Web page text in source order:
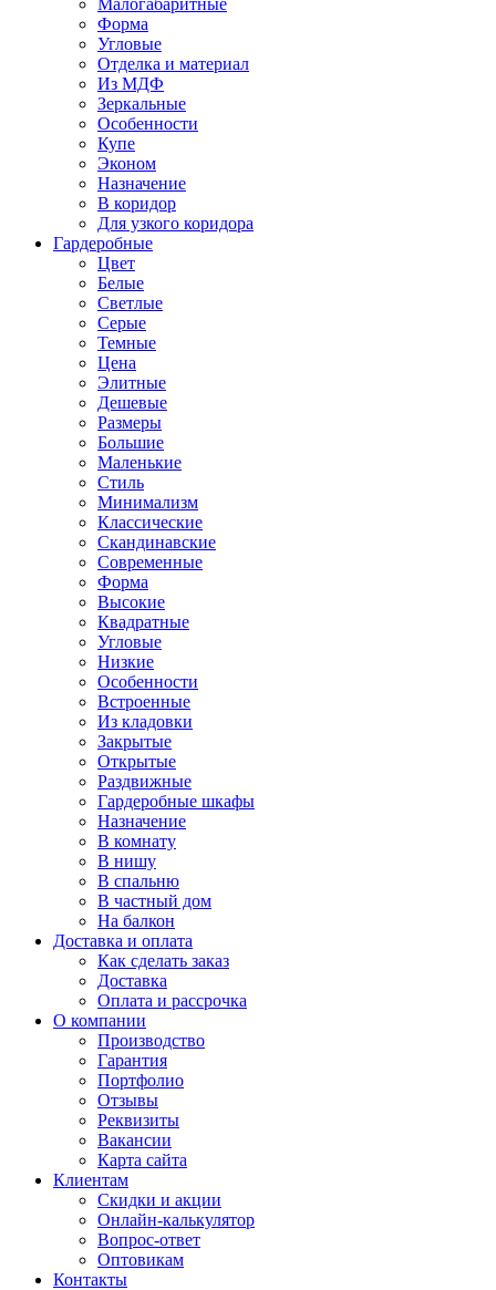
Малогабаритные
Форма
Угловые
Отделка и материал
Из МДФ
Зеркальные
Особенности
Купе
Эконом
Назначение
В коридор
Для узкого коридора
Гардеробные
Цвет
Белые
Светлые
Серые
Темные
Цена
Элитные
Дешевые
Размеры
Большие
Маленькие
Стиль
Минимализм
Классические
Скандинавские
Современные
Форма
Высокие
Квадратные
Угловые
Низкие
Особенности
Встроенные
Из кладовки
Закрытые
Открытые
Раздвижные
Гардеробные шкафы
Назначение
В комнату
В нишу
В спальню
В частный дом
На балкон
Доставка и оплата
Как сделать заказ
Доставка
Оплата и рассрочка
О компании
Производство
Гарантия
Портфолио
Отзывы
Реквизиты
Вакансии
Карта сайта
Клиентам
Скидки и акции
Онлайн-калькулятор
Вопрос-ответ
Оптовикам
Контакты